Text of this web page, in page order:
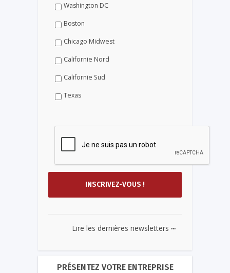
Washington DC
Boston
Chicago Midwest
Californie Nord
Californie Sud
Texas
Lire les dernières newsletters ...
PRÉSENTEZ VOTRE ENTREPRISE